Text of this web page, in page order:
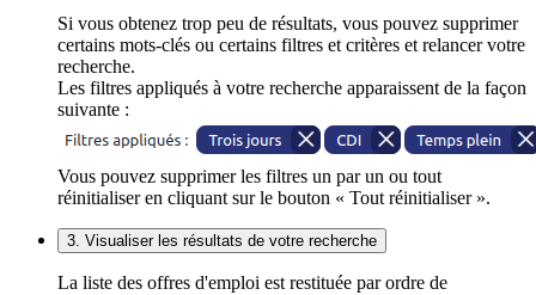
Si vous obtenez trop peu de résultats, vous pouvez supprimer
certains mots-clés ou certains filtres et critères et relancer votre
recherche.
Les filtres appliqués à votre recherche apparaissent de la façon
suivante :
Vous pouvez supprimer les filtres un par un ou tout
réinitialiser en cliquant sur le bouton « Tout réinitialiser ».
3. Visualiser les résultats de votre recherche
La liste des offres d'emploi est restituée par ordre de